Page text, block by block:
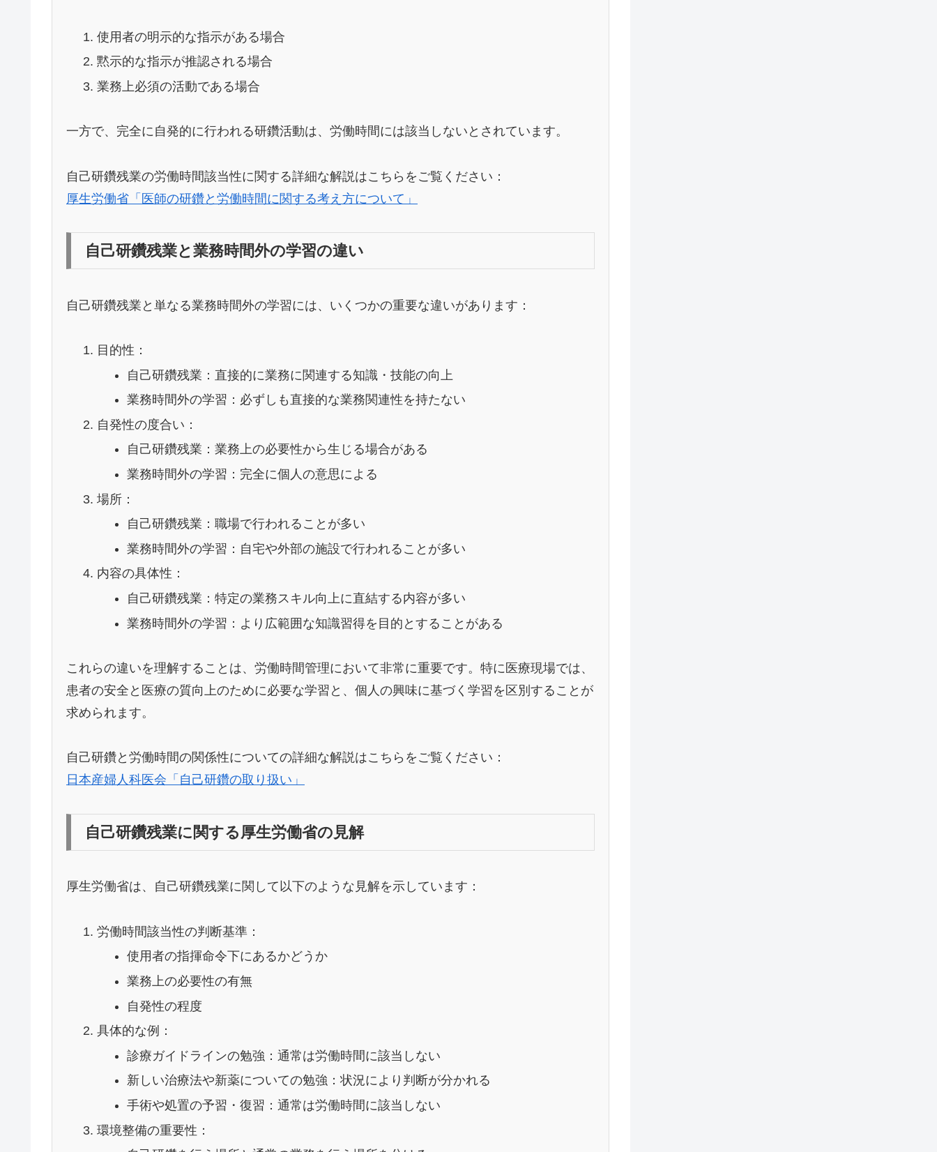
使用者の明示的な指示がある場合
黙示的な指示が推認される場合
業務上必須の活動である場合
一方で、完全に自発的に行われる研鑽活動は、労働時間には該当しないとされています。
自己研鑽残業の労働時間該当性に関する詳細な解説はこちらをご覧ください：
厚生労働省「医師の研鑽と労働時間に関する考え方について」
自己研鑽残業と業務時間外の学習の違い
自己研鑽残業と単なる業務時間外の学習には、いくつかの重要な違いがあります：
目的性：
自己研鑽残業：直接的に業務に関連する知識・技能の向上
業務時間外の学習：必ずしも直接的な業務関連性を持たない
自発性の度合い：
自己研鑽残業：業務上の必要性から生じる場合がある
業務時間外の学習：完全に個人の意思による
場所：
自己研鑽残業：職場で行われることが多い
業務時間外の学習：自宅や外部の施設で行われることが多い
内容の具体性：
自己研鑽残業：特定の業務スキル向上に直結する内容が多い
業務時間外の学習：より広範囲な知識習得を目的とすることがある
これらの違いを理解することは、労働時間管理において非常に重要です。特に医療現場では、
患者の安全と医療の質向上のために必要な学習と、個人の興味に基づく学習を区別することが
求められます。
自己研鑽と労働時間の関係性についての詳細な解説はこちらをご覧ください：
日本産婦人科医会「自己研鑽の取り扱い」
自己研鑽残業に関する厚生労働省の見解
厚生労働省は、自己研鑽残業に関して以下のような見解を示しています：
労働時間該当性の判断基準：
使用者の指揮命令下にあるかどうか
業務上の必要性の有無
自発性の程度
具体的な例：
診療ガイドラインの勉強：通常は労働時間に該当しない
新しい治療法や新薬についての勉強：状況により判断が分かれる
手術や処置の予習・復習：通常は労働時間に該当しない
環境整備の重要性：